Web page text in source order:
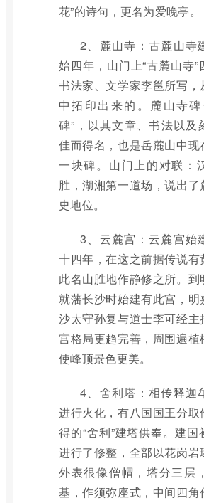
花”的诗句，更名为爱晚亭。
2、麓山寺：古麓山寺
始四年，山门上“古麓山寺
书法家、文学家李邕所写，
中拓印出来的。麓山寺
碑”，以其文章、书法以及
佳而得名，也是岳麓山中现
一块碑。山门上的对联：
胜，湖湘第一道场，说出
史地位。
3、云麓宫：云麓宫始
十四年，在这之前据传说有
此名山胜地作静修之所。到
就藩长沙时始建有此宫，明
沙太守孙复与道士李可经主
宫格局更趋完善，周围遍植
使峰顶景色更美。
4、舍利塔：相传释迦
进行火化，有八国国王分取
得的“舍利”建塔供奉。建国
进行了修整，全部以花岗岩
外表很像僧帽，塔分三层
基，作须弥座式，中间四角